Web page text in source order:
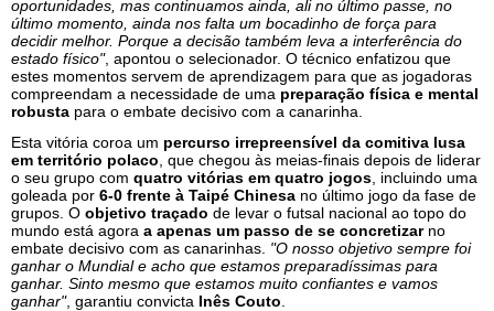
oportunidades, mas continuamos ainda, ali no último passe, no
último momento, ainda nos falta um bocadinho de força para
decidir melhor. Porque a decisão também leva a interferência do
estado físico", apontou o selecionador. O técnico enfatizou que
estes momentos servem de aprendizagem para que as jogadoras
compreendam a necessidade de uma preparação física e mental
robusta para o embate decisivo com a canarinha.
Esta vitória coroa um percurso irrepreensível da comitiva lusa
em território polaco , que chegou às meias-finais depois de liderar
o seu grupo com quatro vitórias em quatro jogos , incluindo uma
goleada por 6-0 frente à Taipé Chinesa no último jogo da fase de
grupos. O objetivo traçado de levar o futsal nacional ao topo do
mundo está agora a apenas um passo de se concretizarno
embate decisivo com as canarinhas. "O nosso objetivo sempre foi
ganhar o Mundial e acho que estamos preparadíssimas para
ganhar. Sinto mesmo que estamos muito confiantes e vamos
ganhar", garantiu convicta Inês Couto